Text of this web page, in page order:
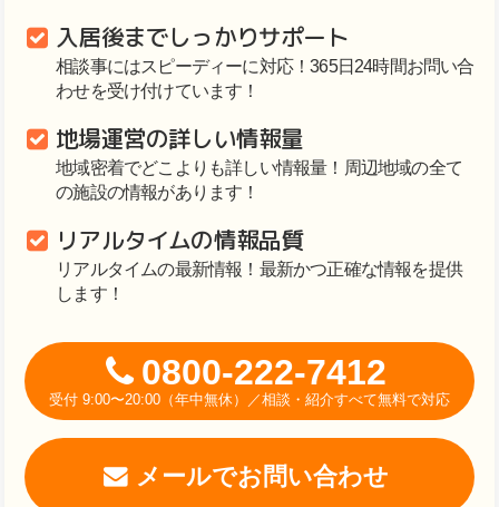
入居後までしっかりサポート
相談事にはスピーディーに対応！365日24時間お問い合
わせを受け付けています！
地場運営の詳しい情報量
地域密着でどこよりも詳しい情報量！周辺地域の全て
の施設の情報があります！
リアルタイムの情報品質
リアルタイムの最新情報！最新かつ正確な情報を提供
します！
0800-222-7412
受付 9:00〜20:00（年中無休）／相談・紹介すべて無料で対応
メールでお問い合わせ